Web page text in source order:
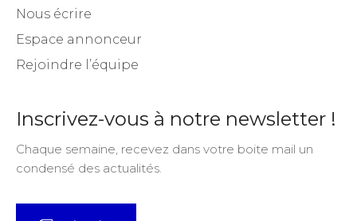
Nous écrire
Espace annonceur
Rejoindre l’équipe
Inscrivez-vous à notre newsletter !
Chaque semaine, recevez dans votre boite mail un
condensé des actualités.